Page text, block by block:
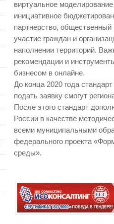
виртуальное
инициативное
партнерство, общественный
участие граждан и
наполнении территорий.
рекомендации и
бизнесом в онлайне.
До конца 2020 года
подать заявку смогут
После этого стандарт
России в качестве
всеми муниципальными
федерального проекта
среды».